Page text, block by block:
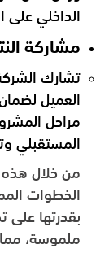
الداخلي على
مشاركة
تشارك
العميل
مراحل
المستقبلي
من خلال هذه
بقدرتها على
ملموسة،